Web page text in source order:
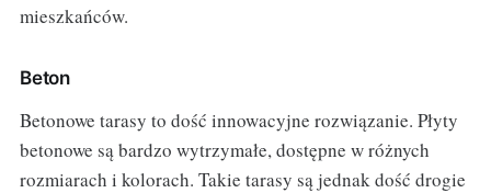
mieszkańców.
Beton
Betonowe tarasy to dość innowacyjne rozwiązanie. Płyty
betonowe są bardzo wytrzymałe, dostępne w różnych
rozmiarach i kolorach. Takie tarasy są jednak dość drogie